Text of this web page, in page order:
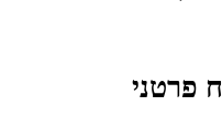
פרטני